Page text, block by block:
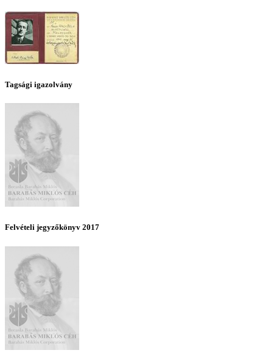
Tagsági igazolvány
Felvételi jegyzőkönyv 2017